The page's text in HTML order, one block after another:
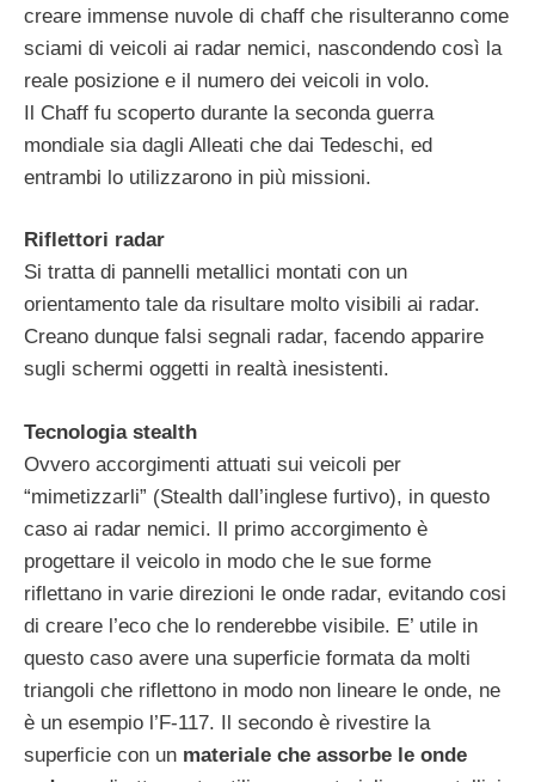
creare immense nuvole di chaff che risulteranno come
sciami di veicoli ai radar nemici, nascondendo così la
reale posizione e il numero dei veicoli in volo.
Il Chaff fu scoperto durante la seconda guerra
mondiale sia dagli Alleati che dai Tedeschi, ed
entrambi lo utilizzarono in più missioni.
Riflettori radar
Si tratta di pannelli metallici montati con un
orientamento tale da risultare molto visibili ai radar.
Creano dunque falsi segnali radar, facendo apparire
sugli schermi oggetti in realtà inesistenti.
Tecnologia stealth
Ovvero accorgimenti attuati sui veicoli per
“mimetizzarli” (Stealth dall’inglese furtivo), in questo
caso ai radar nemici. Il primo accorgimento è
progettare il veicolo in modo che le sue forme
riflettano in varie direzioni le onde radar, evitando cosi
di creare l’eco che lo renderebbe visibile. E’ utile in
questo caso avere una superficie formata da molti
triangoli che riflettono in modo non lineare le onde, ne
è un esempio l’F-117. Il secondo è rivestire la
superficie con un materiale che assorbe le onde